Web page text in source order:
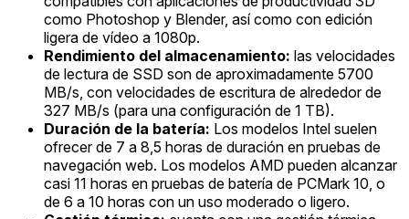
como Photoshop y Blender, así como con edición
ligera de vídeo a 1080p.
Rendimiento del almacenamiento: las velocidades
de lectura de SSD son de aproximadamente 5700
MB/s, con velocidades de escritura de alrededor de
327 MB/s (para una configuración de 1 TB).
Duración de la batería: Los modelos Intel suelen
ofrecer de 7 a 8,5 horas de duración en pruebas de
navegación web. Los modelos AMD pueden alcanzar
casi 11 horas en pruebas de batería de PCMark 10, o
de 6 a 10 horas con un uso moderado o ligero.